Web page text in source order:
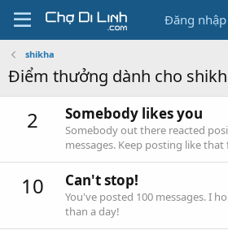
Đăng nhập
shikha
Điểm thưởng dành cho
2 Somebody likes you
Somebody out there reacted
messages. Keep posting like
10 Can't stop!
You've posted 100 messages. I
than a day!